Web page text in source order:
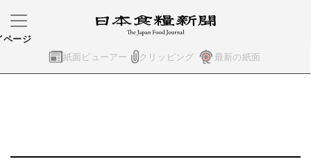
紙面ビューアー クリッピング 最新の紙面
ページ